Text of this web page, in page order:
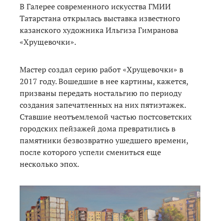
В Галерее современного искусства ГМИИ
Татарстана открылась выставка известного
казанского художника Ильгиза Гимранова
«Хрущевочки».
Мастер создал серию работ «Хрущевочки» в
2017 году. Вошедшие в нее картины, кажется,
призваны передать ностальгию по периоду
создания запечатленных на них пятиэтажек.
Ставшие неотъемлемой частью постсоветских
городских пейзажей дома превратились в
памятники безвозвратно ушедшего времени,
после которого успели смениться еще
несколько эпох.